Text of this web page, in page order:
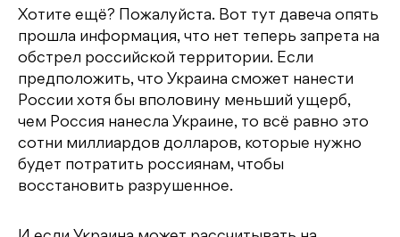
Хотите ещё? Пожалуйста. Вот тут давеча опять
прошла информация, что нет теперь запрета на
обстрел российской территории. Если
предположить, что Украина сможет нанести
России хотя бы вполовину меньший ущерб,
чем Россия нанесла Украине, то всё равно это
сотни миллиардов долларов, которые нужно
будет потратить россиянам, чтобы
восстановить разрушенное.